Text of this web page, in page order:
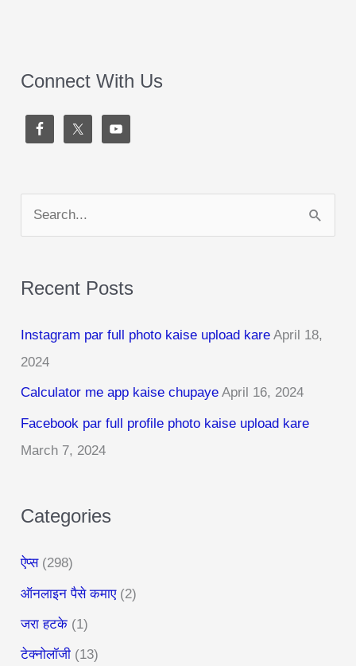
Connect With Us
e
r
h
f
o
r
:
Recent Posts
Instagram par full photo kaise upload kare April 18,
2024
Calculator me app kaise chupaye April 16, 2024
Facebook par full profile photo kaise upload kare
March 7, 2024
Categories
ऐप्स(298)
ऑनलाइन पैसे कमाए(2)
जरा हटके (1)
टेक्नोलॉजी (13)